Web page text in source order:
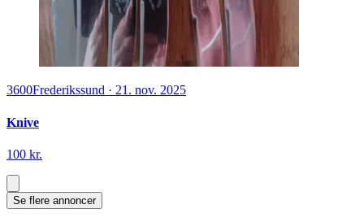
3600Frederikssund · 21. nov. 2025
Knive
100 kr.
Se flere annoncer